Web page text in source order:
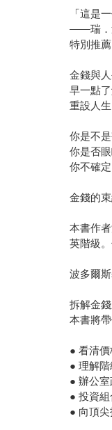
「這是
——瑞．
特別推薦
金錢與
早一點
重設人
你是不
你是否
你不確
金錢的
本書作
英階級
波多爾
拆解金
本書將
● 看清
● 理解
● 辦公
● 投資
● 向頂